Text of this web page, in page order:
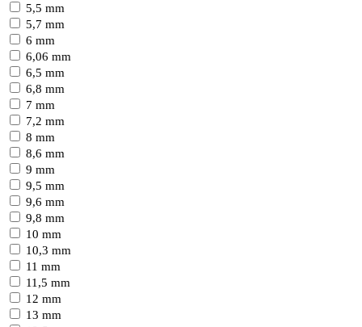
5,5 mm
5,7 mm
6 mm
6,06 mm
6,5 mm
6,8 mm
7 mm
7,2 mm
8 mm
8,6 mm
9 mm
9,5 mm
9,6 mm
9,8 mm
10 mm
10,3 mm
11 mm
11,5 mm
12 mm
13 mm